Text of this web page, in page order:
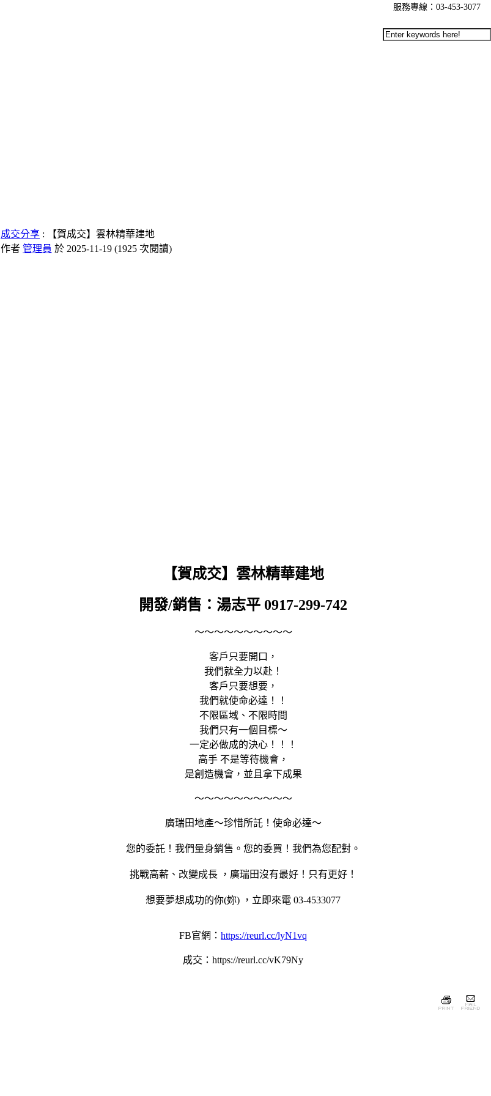
服務專線：03-453-3077
成交分享 : 【賀成交】雲林精華建地
作者 管理員 於 2025-11-19 (1925 次閱讀)
【賀成交】 雲林精華建地
開發/銷售：湯志平 0917-299-742
～～～～～～～～～～
客戶只要開口，
我們就全力以赴！
客戶只要想要，
我們就使命必達！！
不限區域、不限時間
我們只有一個目標～
一定必做成的決心！！！
高手 不是等待機會，
是創造機會，並且拿下成果
～～～～～～～～～～
廣瑞田地產～珍惜所託！使命必達～
您的委託！我們量身銷售。您的委買！我們為您配對。
挑戰高薪、改變成長 ，廣瑞田沒有最好！只有更好！
想要夢想成功的你(妳) ，立即來電 03-4533077
FB官網： https://reurl.cc/lyN1vq
成交：https://reurl.cc/vK79Ny